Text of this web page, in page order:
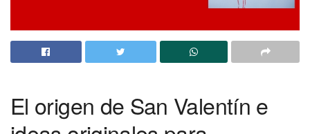
El origen de San Valentín e